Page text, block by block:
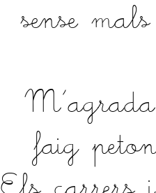
sense
faig